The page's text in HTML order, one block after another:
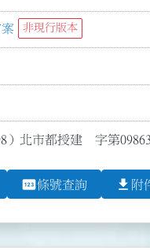
非現行版本
北市都授建　字第
pin條號查詢 file_download 附